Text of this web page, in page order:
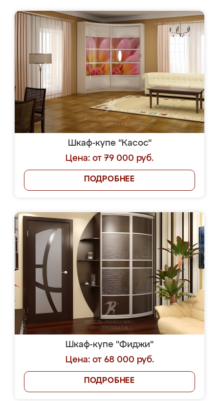
Шкаф-купе "Касос"
Цена: от 79 000 руб.
ПОДРОБНЕЕ
Шкаф-купе "Фиджи"
Цена: от 68 000 руб.
ПОДРОБНЕЕ